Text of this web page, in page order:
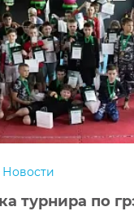
Новости
турнира по